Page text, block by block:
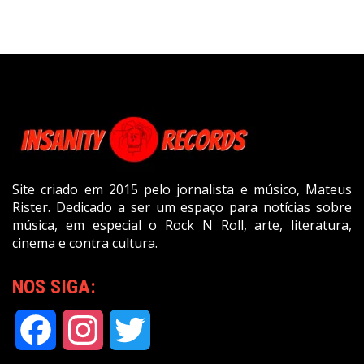
Site criado em 2015 pelo jornalista e músico, Mateus
Rister. Dedicado a ser um espaço para notícias sobre
música, em especial o Rock N Roll, arte, literatura,
cinema e contra cultura.
NOS SIGA:
Facebook Instagram